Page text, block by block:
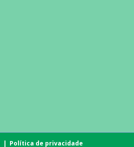
| Política de privacidade